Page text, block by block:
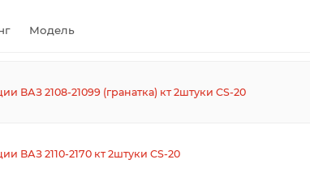
Модель
ВАЗ 2108-21099 (гранатка) кт 2штуки CS-20
ВАЗ 2110-2170 кт 2штуки CS-20